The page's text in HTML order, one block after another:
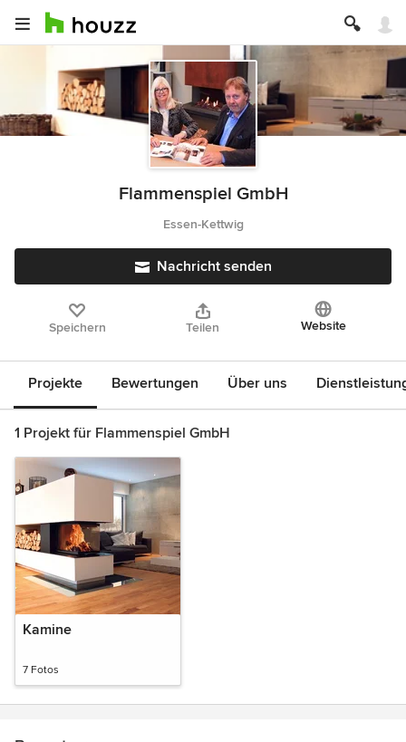
Flammenspiel GmbH
Essen-Kettwig
Nachricht senden
Speichern Teilen Website
Projekte Bewertungen Über uns
1 Projekt für Flammenspiel GmbH
Kamine
7 Fotos